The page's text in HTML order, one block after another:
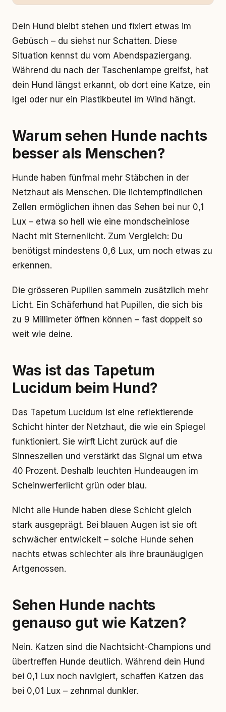
Dein Hund bleibt stehen und fixiert etwas im
Gebüsch – du siehst nur Schatten. Diese
Situation kennst du vom Abendspaziergang.
Während du nach der Taschenlampe greifst, hat
dein Hund längst erkannt, ob dort eine Katze, ein
Igel oder nur ein Plastikbeutel im Wind hängt.
Warum sehen Hunde nachts
besser als Menschen?
Hunde haben fünfmal mehr Stäbchen in der
Netzhaut als Menschen. Die lichtempfindlichen
Zellen ermöglichen ihnen das Sehen bei nur 0,1
Lux – etwa so hell wie eine mondscheinlose
Nacht mit Sternenlicht. Zum Vergleich: Du
benötigst mindestens 0,6 Lux, um noch etwas zu
erkennen.
Die grösseren Pupillen sammeln zusätzlich mehr
Licht. Ein Schäferhund hat Pupillen, die sich bis
zu 9 Millimeter öffnen können – fast doppelt so
weit wie deine.
Was ist das Tapetum
Lucidum beim Hund?
Das Tapetum Lucidum ist eine reflektierende
Schicht hinter der Netzhaut, die wie ein Spiegel
funktioniert. Sie wirft Licht zurück auf die
Sinneszellen und verstärkt das Signal um etwa
40 Prozent. Deshalb leuchten Hundeaugen im
Scheinwerferlicht grün oder blau.
Nicht alle Hunde haben diese Schicht gleich
stark ausgeprägt. Bei blauen Augen ist sie oft
schwächer entwickelt – solche Hunde sehen
nachts etwas schlechter als ihre braunäugigen
Artgenossen.
Sehen Hunde nachts
genauso gut wie Katzen?
Nein. Katzen sind die Nachtsicht-Champions und
übertreffen Hunde deutlich. Während dein Hund
bei 0,1 Lux noch navigiert, schaffen Katzen das
bei 0,01 Lux – zehnmal dunkler.